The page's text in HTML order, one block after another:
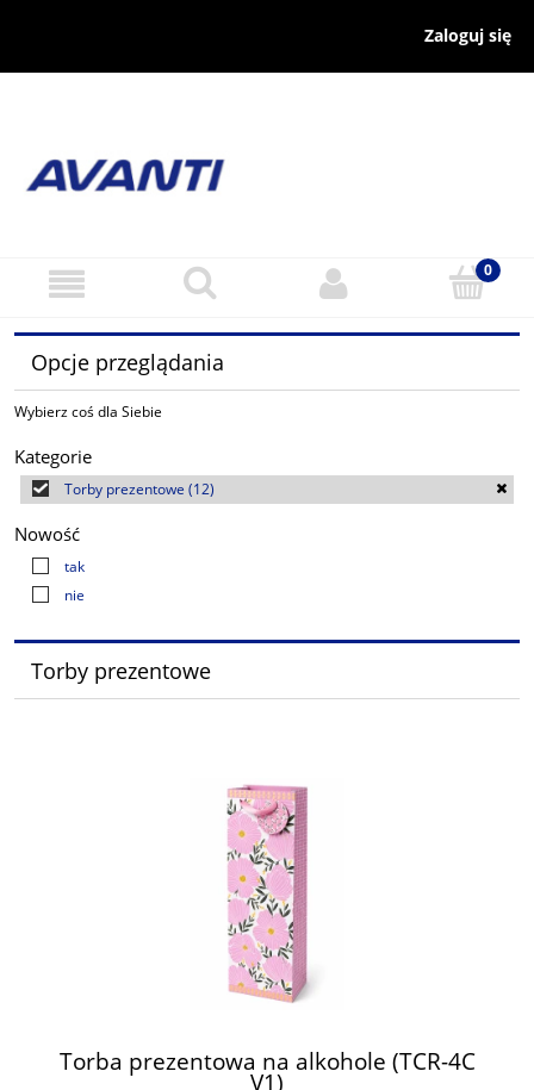
Zaloguj się
Opcje przeglądania
Wybierz coś dla Siebie
Kategorie
Torby prezentowe (12)
Nowość
tak
nie
Torby prezentowe
Torba prezentowa na alkohole (TCR-4C
V1)